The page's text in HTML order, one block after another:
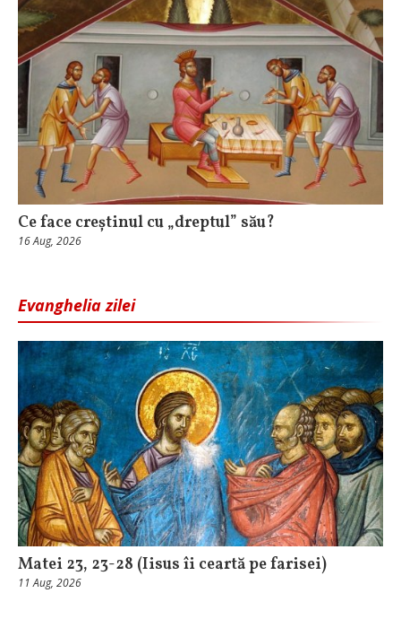
Ce face creștinul cu „dreptul” său?
16 Aug, 2026
Evanghelia zilei
Matei 23, 23-28 (Iisus îi ceartă pe farisei)
11 Aug, 2026